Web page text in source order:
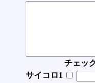
チェッ
サイコロ1